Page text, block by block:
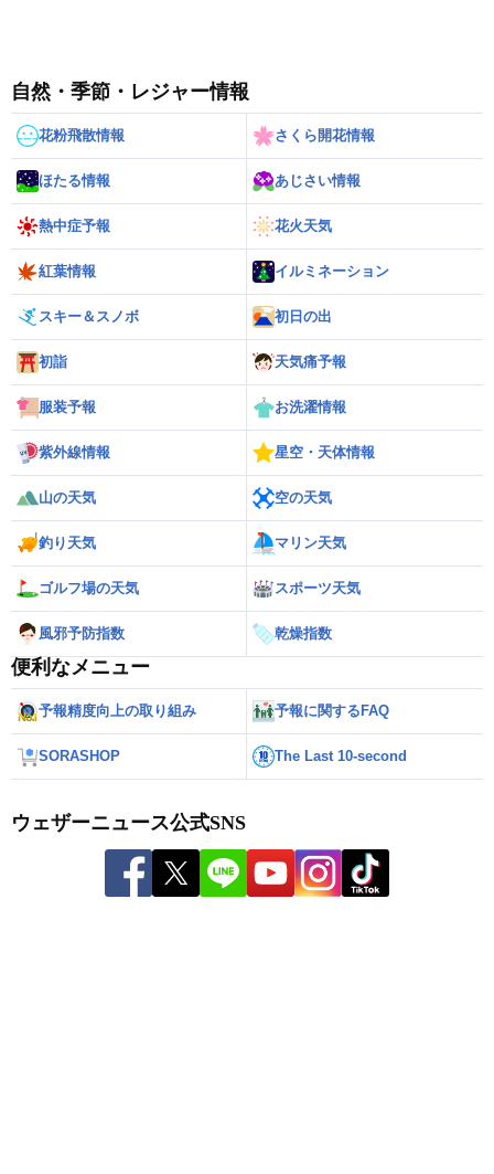
自然・季節・レジャー情報
花粉飛散情報 さくら開花情報
ほたる情報 あじさい情報
熱中症予報 花火天気
紅葉情報 イルミネーション
スキー＆スノボ 初日の出
初詣 天気痛予報
服装予報 お洗濯情報
紫外線情報 星空・天体情報
山の天気 空の天気
釣り天気 マリン天気
ゴルフ場の天気 スポーツ天気
風邪予防指数 乾燥指数
便利なメニュー
予報精度向上の取り組み 予報に関するFAQ
SORASHOP The Last 10-second
ウェザーニュース公式SNS